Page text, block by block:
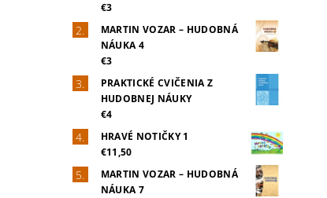
€3
MARTIN VOZAR – HUDOBNÁ
NÁUKA 4
€3
PRAKTICKÉ CVIČENIA Z
HUDOBNEJ NÁUKY
€4
HRAVÉ NOTIČKY 1
€11,50
MARTIN VOZAR – HUDOBNÁ
NÁUKA 7